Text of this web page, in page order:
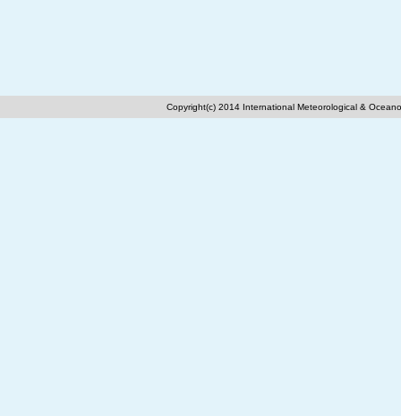
Copyright(c) 2014 International Meteorological &